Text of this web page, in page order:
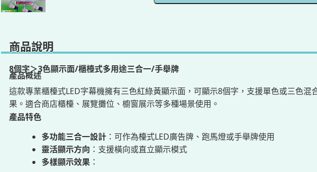
商品說明
8個字＞3色顯示面/櫃檯式多用途三合一/手舉牌
產品概述
這款專業櫃檯式LED字幕機擁有三色紅綠黃顯示面，可顯示8個字，支援單色或三色混
果。適合商店櫃檯、展覽攤位、櫥窗展示等多種場景使用。
產品特色
多功能三合一設計：可作為檯式LED廣告牌、跑馬燈或手舉牌使用
靈活顯示方向 ：支援橫向或直立顯示模式
多樣顯示效果：